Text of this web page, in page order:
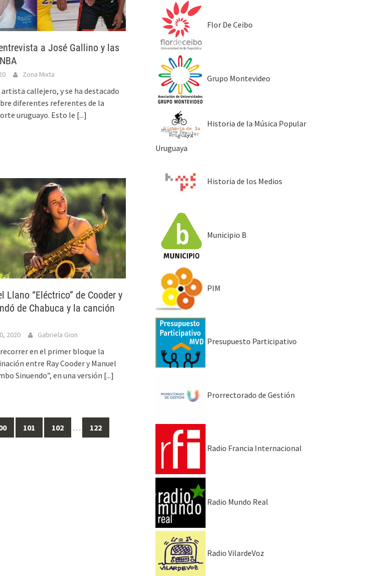
a José Gallino y las
Zona Mixta
callejero, y se ha destacado
diferentes referentes de la
uruguayo. Esto le [...]
Llano “Eléctrico” de Cooder y
de Chabuca y la canción
2020 Gabriela Gion
en el primer bloque la
entre Ray Cooder y Manuel
Sinuendo”, en una versión [...]
101 102 …
122
Flor De Ceibo
Grupo Montevideo
Historia de la Música Popular
Uruguaya
Historia de los Medios
Municipio B
PIM
Presupuesto Participativo
Prorrectorado de Gestión
Radio Francia Internacional
Radio Mundo Real
Radio VilardeVoz